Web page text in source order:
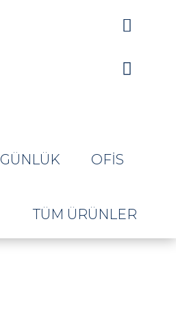


GÜNLÜK OFIS
TÜM ÜRÜNLER